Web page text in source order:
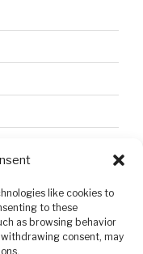
like cookies to
to these
as browsing behavior
consent, may